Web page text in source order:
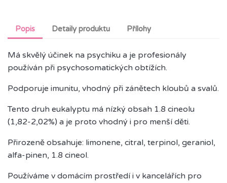
Popis Detaily produktu Přílohy
Má skvělý účinek na psychiku a je profesionály
používán při psychosomatických obtížích.
Podporuje imunitu, vhodný při zánětech kloubů a svalů.
Tento druh eukalyptu má nízký obsah 1.8 cineolu
(1,82-2,02%) a je proto vhodný i pro menší děti.
Přirozeně obsahuje: limonene, citral, terpinol, geraniol,
alfa-pinen, 1.8 cineol.
Používáme v domácím prostředí i v kancelářích pro